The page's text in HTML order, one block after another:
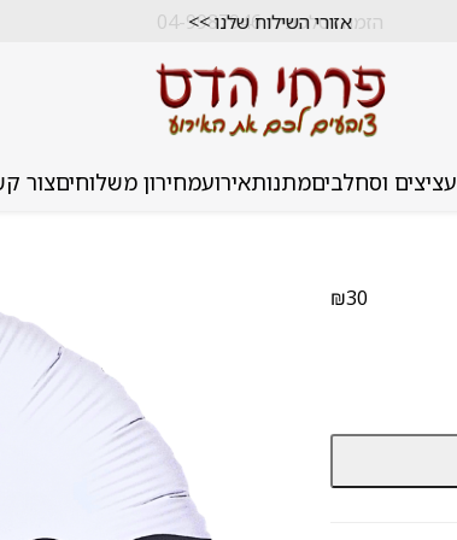
אזורי השילוח שלנו >>
הזמנה טלפונית 04-9987946
עציצים וסחלביםמתנותאירועמחירון משלוחיםצור
₪30